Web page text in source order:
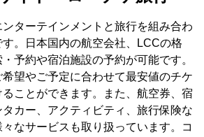
ターテインメントと旅行を組み合わ
。日本国内の航空会社、LCCの格
予約や宿泊施設の予約が可能です。
望やご予定に合わせて最安値のチケ
ことができます。また、航空券、宿
カー、アクティビティ、旅行保険な
なサービスも取り扱っています。コ